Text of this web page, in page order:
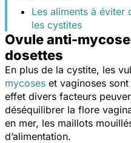
Les aliments à
les cystites
Ovule anti-
dosettes
En plus de la cystite, les
mycoses et vaginoses
effet divers facteurs
déséquilibrer la flore
en mer, les maillots
d’alimentation.